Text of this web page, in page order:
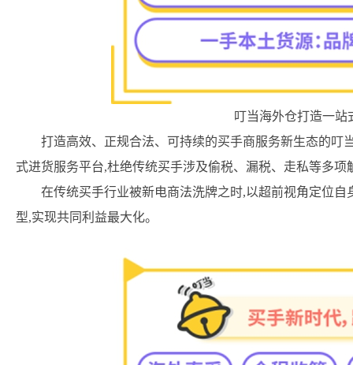
叮当海外仓打造一站
打造高效、正规合法、可持续的买手商服务新生态的叮
式进货服务平台,杜绝传统买手涉及偷税、漏税、走私等多项
在传统买手行业被新电商法洗牌之时,以超前视角定位
型,实现共同利益最大化。